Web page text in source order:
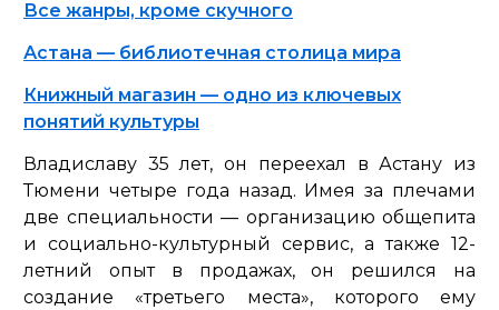
Все жанры, кроме скучного
Астана — библиотечная столица мира
Книжный магазин — одно из ключевых
понятий культуры
Владиславу 35 лет, он переехал в Астану из
Тюмени четыре года назад. Имея за плечами
две специальности — организацию общепита
и социально-культурный сервис, а также 12-
летний опыт в продажах, он решился на
создание «третьего места», которого ему